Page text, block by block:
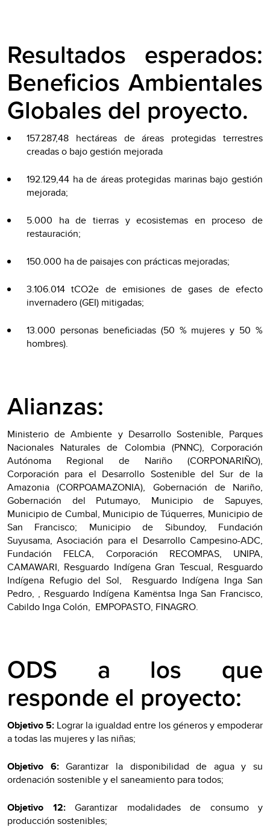
Resultados esperados:
Beneficios Ambientales
Globales del proyecto.
157.287,48 hectáreas de áreas protegidas terrestres
creadas o bajo gestión mejorada
192.129,44 ha de áreas protegidas marinas bajo gestión
mejorada;
5.000 ha de tierras y ecosistemas en proceso de
restauración;
150.000 ha de paisajes con prácticas mejoradas;
3.106.014 tCO2e de emisiones de gases de efecto
invernadero (GEI) mitigadas;
13.000 personas beneficiadas (50 % mujeres y 50 %
hombres).
Alianzas:
Ministerio de Ambiente y Desarrollo Sostenible, Parques
Nacionales Naturales de Colombia (PNNC), Corporación
Autónoma Regional de Nariño (CORPONARIÑO),
Corporación para el Desarrollo Sostenible del Sur de la
Amazonia (CORPOAMAZONIA), Gobernación de Nariño,
Gobernación del Putumayo, Municipio de Sapuyes,
Municipio de Cumbal, Municipio de Túquerres, Municipio de
San Francisco; Municipio de Sibundoy, Fundación
Suyusama, Asociación para el Desarrollo Campesino-ADC,
Fundación FELCA, Corporación RECOMPAS, UNIPA,
CAMAWARI, Resguardo Indígena Gran Tescual, Resguardo
Indígena Refugio del Sol, Resguardo Indígena Inga San
Pedro, , Resguardo Indígena Kamëntsa Inga San Francisco,
Cabildo Inga Colón, EMPOPASTO, FINAGRO.
ODS a los que
responde el proyecto:
Objetivo 5: Lograr la igualdad entre los géneros y empoderar
a todas las mujeres y las niñas;
Objetivo 6:Garantizar la disponibilidad de agua y su
ordenación sostenible y el saneamiento para todos;
Objetivo 12: Garantizar modalidades de consumo y
producción sostenibles;